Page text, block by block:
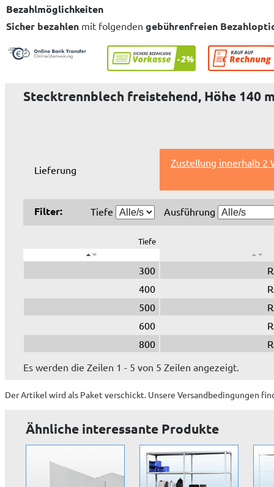
Bezahlmöglichkeiten
Sicher bezahlen mit folgenden gebührenfreien
Stecktrennblech freistehend, Höhe 140
Lieferung
Zustellung innerhalb 2
Filter: Tiefe Ausführung
Tiefe
300
400
500
600
800
Es werden die Zeilen 1 - 5 von 5 Zeilen angezeigt.
Der Artikel wirdals Paket verschickt. Unsere Versandbedingungen
Ähnliche interessante Produkte